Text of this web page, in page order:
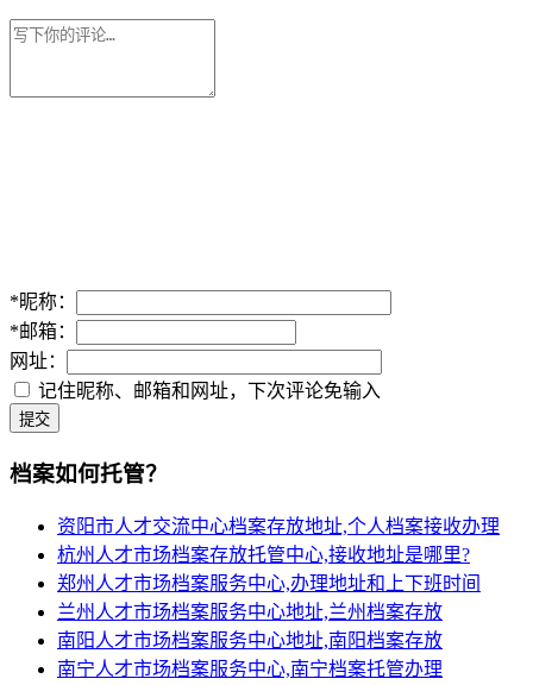
*昵称：
*邮箱：
网址：
记住昵称、邮箱和网址，下次评论免输入
提交
档案如何托管？
资阳市人才交流中心档案存放地址,个人档案接收办理
杭州人才市场档案存放托管中心,接收地址是哪里?
郑州人才市场档案服务中心,办理地址和上下班时间
兰州人才市场档案服务中心地址,兰州档案存放
南阳人才市场档案服务中心地址,南阳档案存放
南宁人才市场档案服务中心,南宁档案托管办理